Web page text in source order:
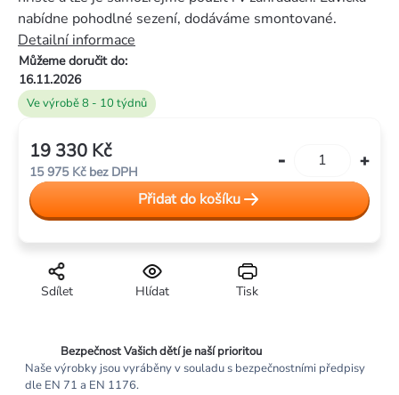
5
hvězdiček.
Ve výrobě 8 - 10 týdnů
Můžeme doručit do:
16.11.2026
nabídne pohodlné sezení, dodáváme smontované.
Detailní informace
Tisk
Hlídat
Sdílet
19 330 Kč
15 975 Kč bez DPH
cena:
Přidat do košíku
Bezpečnost Vašich dětí je naší prioritou
Naše výrobky jsou vyráběny v souladu s bezpečnostními předpisy
dle EN 71 a EN 1176.